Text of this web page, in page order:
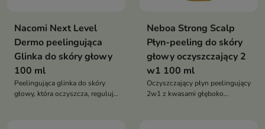
Nacomi Next Level
Dermo peelingująca
Glinka do skóry głowy
100 ml
Peelingująca glinka do skóry
głowy, która oczyszcza, reguluje
Neboa Strong Scalp
Płyn-peeling do skóry
głowy oczyszczający 2
w1 100 ml
Oczyszczający płyn peelingujący
2w1 z kwasami głęboko